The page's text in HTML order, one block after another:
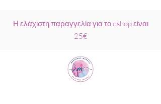
Η ελάχιστη παραγγελία για το eshop είναι
25€